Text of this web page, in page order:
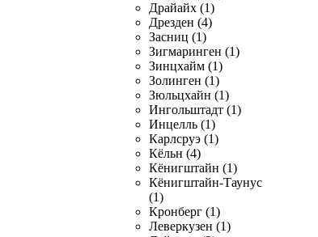
Драйайх (1)
Дрезден (4)
Засниц (1)
Зигмаринген (1)
Зинцхайм (1)
Золинген (1)
Зюльцхайн (1)
Ингольштадт (1)
Инцелль (1)
Карлсруэ (1)
Кёльн (4)
Кёнигштайн (1)
Кёнигштайн-Таунус
(1)
Кронберг (1)
Леверкузен (1)